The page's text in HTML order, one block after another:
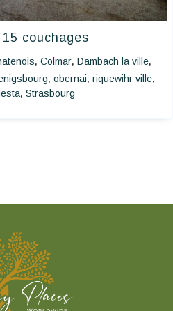
couchages
, Colmar, Dambach la ville,
, obernai, riquewihr ville,
, Strasbourg